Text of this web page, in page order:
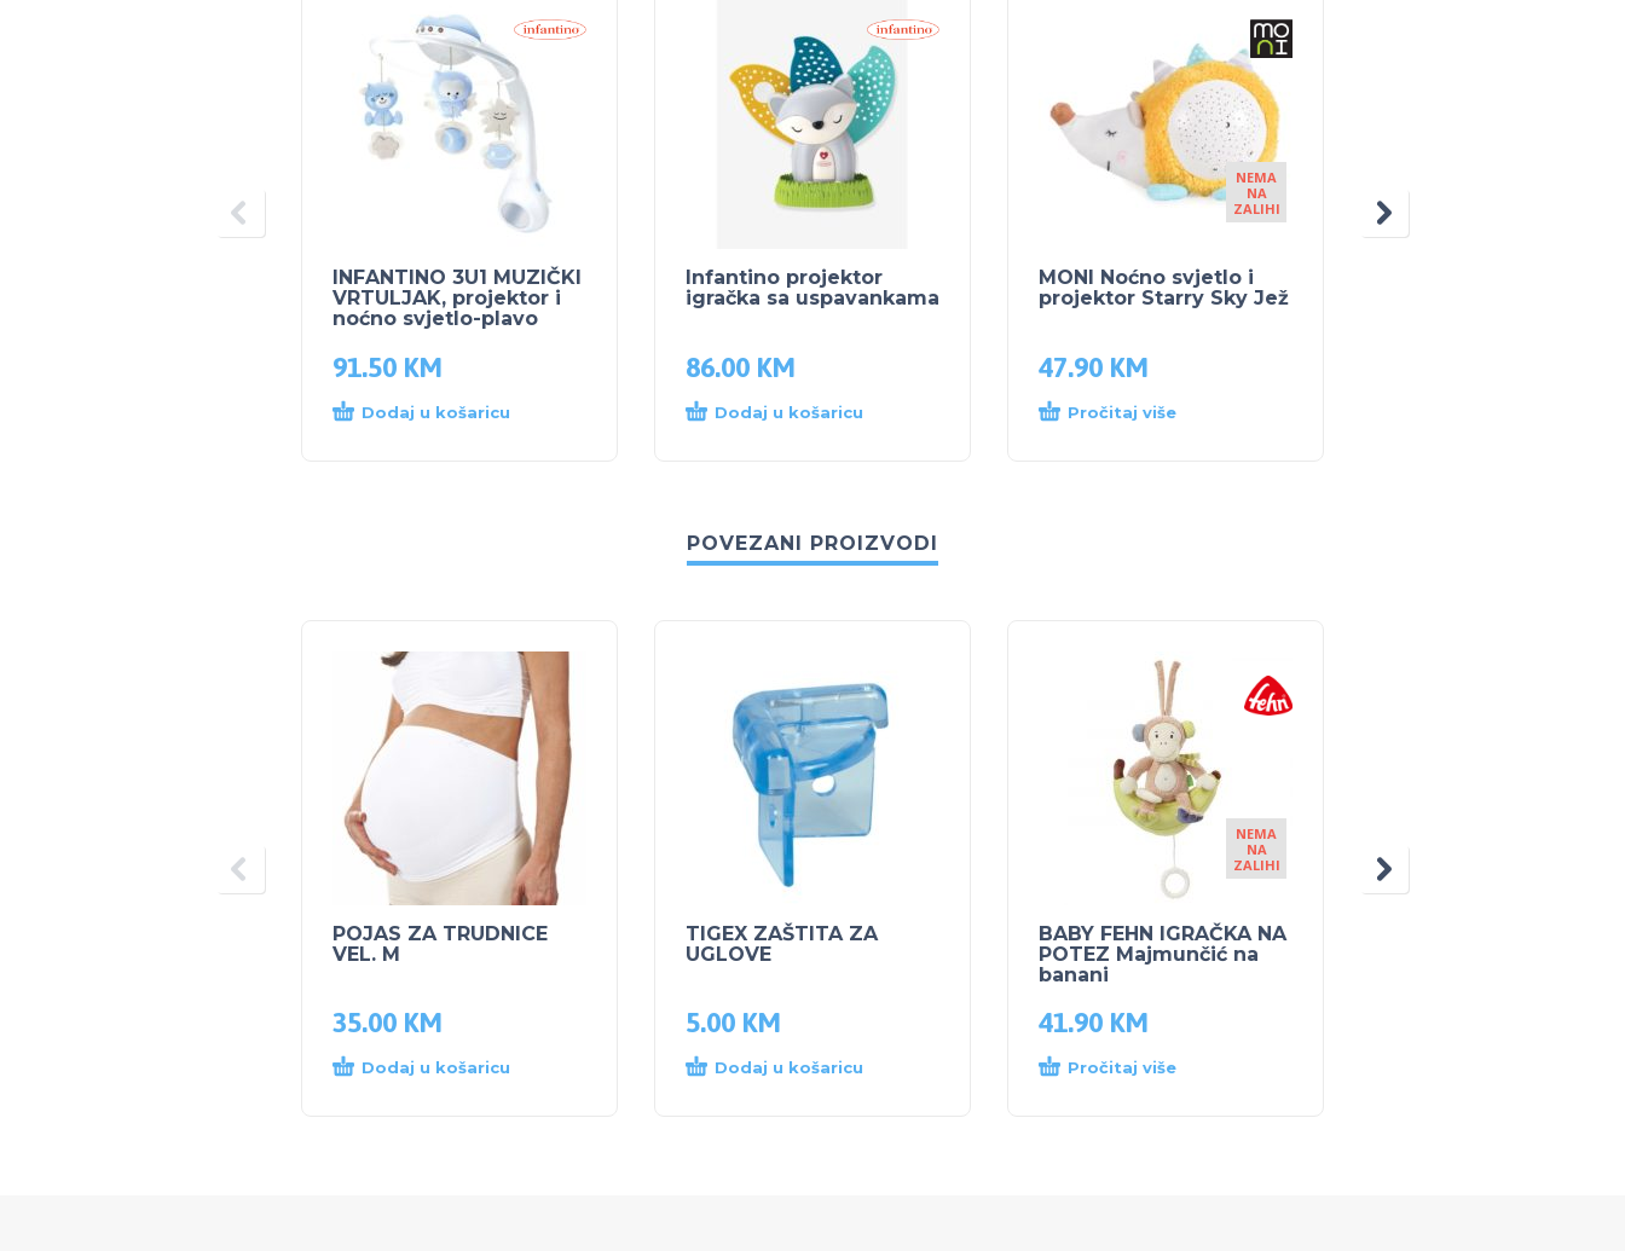
INFANTINO 3U1 MUZIČKI
VRTULJAK, projektor i
noćno svjetlo-plavo
91.50 KM
Dodaj u košaricu
Infantino projektor
igračka sa uspavankama
86.00 KM
Dodaj u košaricu
NEMA
NA
ZALIHI
MONI Noćno svjetlo i
projektor Starry Sky Jež
47.90 KM
Pročitaj više
POVEZANI PROIZVODI
POJAS ZA TRUDNICE
VEL. M
35.00 KM
Dodaj u košaricu
TIGEX ZAŠTITA ZA
UGLOVE
5.00 KM
Dodaj u košaricu
NEMA
NA
ZALIHI
BABY FEHN IGRAČKA NA
POTEZ Majmunčić na
banani
41.90 KM
Pročitaj više